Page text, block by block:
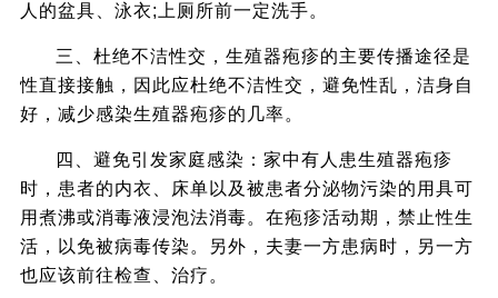
人的盆具、泳衣;上厕所前一定洗手。
三、杜绝不洁性交，生殖器疱疹的主要传播途径是
性直接接触，因此应杜绝不洁性交，避免性乱，洁身自
好，减少感染生殖器疱疹的几率。
四、避免引发家庭感染：家中有人患生殖器疱疹
时，患者的内衣、床单以及被患者分泌物污染的用具可
用煮沸或消毒液浸泡法消毒。在疱疹活动期，禁止性生
活，以免被病毒传染。另外，夫妻一方患病时，另一方
也应该前往检查、治疗。